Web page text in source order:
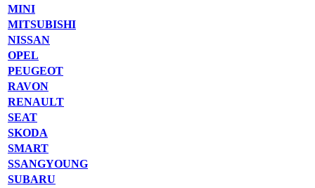
MINI
MITSUBISHI
NISSAN
OPEL
PEUGEOT
RAVON
RENAULT
SEAT
SKODA
SMART
SSANGYOUNG
SUBARU